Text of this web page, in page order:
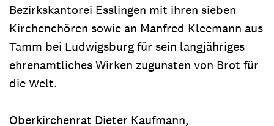
Bezirkskantorei Esslingen mit ihren sieben
Kirchenchören sowie an Manfred Kleemann aus
Tamm bei Ludwigsburg für sein langjähriges
ehrenamtliches Wirken zugunsten von Brot für
die Welt.
Oberkirchenrat Dieter Kaufmann,